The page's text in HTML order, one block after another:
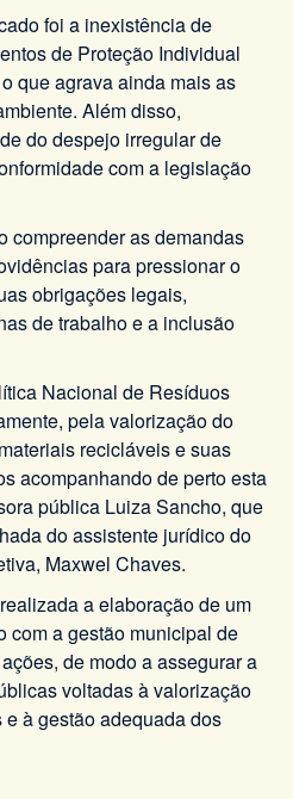
foi a inexistência de
de Proteção Individual
que agrava ainda mais as
Além disso,
do despejo irregular de
com a legislação
compreender as demandas
para pressionar o
obrigações legais,
de trabalho e a inclusão
Nacional de Resíduos
pela valorização do
recicláveis e suas
acompanhando de perto esta
pública Luiza Sancho, que
do assistente jurídico do
Maxwel Chaves.
a elaboração de um
com a gestão municipal de
de modo a assegurar a
voltadas à valorização
à gestão adequada dos